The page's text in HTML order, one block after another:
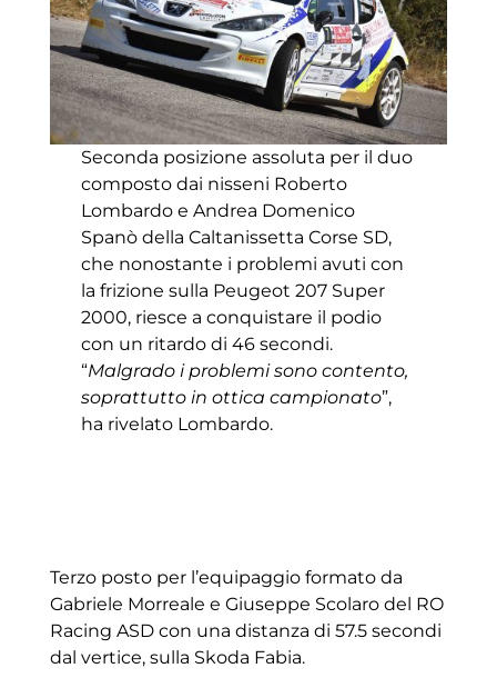
Seconda posizione assoluta per il duo
composto dai nisseni Roberto
Lombardo e Andrea Domenico
Spanò della Caltanissetta Corse SD,
che nonostante i problemi avuti con
la frizione sulla Peugeot 207 Super
2000, riesce a conquistare il podio
con un ritardo di 46 secondi.
“Malgrado i problemi sono contento,
soprattutto in ottica campionato”,
ha rivelato Lombardo.
Terzo posto per l’equipaggio formato da
Gabriele Morreale e Giuseppe Scolaro del RO
Racing ASD con una distanza di 57.5 secondi
dal vertice, sulla Skoda Fabia.